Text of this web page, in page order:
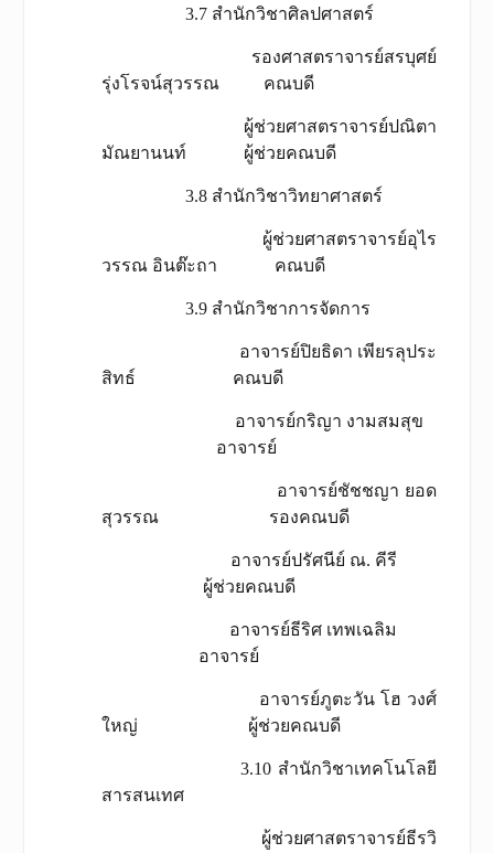
3.7 สำนักวิชาศิลปศาสตร์
รองศาสตราจารย์สรบุศย์
รุ่งโรจน์สุวรรณ คณบดี
ผู้ช่วยศาสตราจารย์ปณิตา
มัณยานนท์ ผู้ช่วยคณบดี
3.8 สำนักวิชาวิทยาศาสตร์
ผู้ช่วยศาสตราจารย์อุไร
วรรณ อินต๊ะถา คณบดี
3.9 สำนักวิชาการจัดการ
อาจารย์ปิยธิดา เพียรลุประ
สิทธ์ คณบดี
อาจารย์กริญา งามสมสุข
อาจารย์
อาจารย์ชัชชญา ยอด
สุวรรณ รองคณบดี
อาจารย์ปรัศนีย์ ณ. คีรี
ผู้ช่วยคณบดี
อาจารย์ธีริศ เทพเฉลิม
อาจารย์
อาจารย์ภูตะวัน โฮ วงศ์
ใหญ่ ผู้ช่วยคณบดี
3.10 สำนักวิชาเทคโนโลยี
สารสนเทศ
ผู้ช่วยศาสตราจารย์ธีรวิ